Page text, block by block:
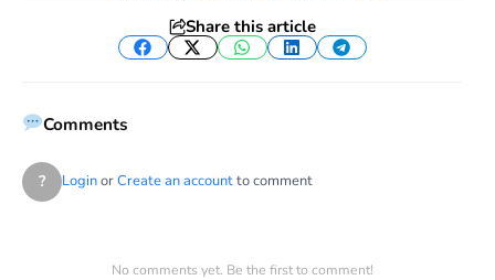
Share this article
Facebook
TwitterWhatsApp
LinkedInTelegram
Comments
? LoginorCreate an accountto comment
No comments yet. Be the first to comment!